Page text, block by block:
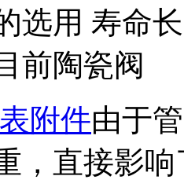
选用 寿命
前陶瓷阀
附件由于
，直接影